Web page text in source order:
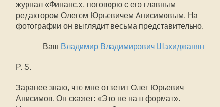
журнал «Финанс.», поговорю с его главным
редактором Олегом Юрьевичем Анисимовым. На
фотографии он выглядит весьма представительно.
Ваш Владимир Владимирович Шахиджанян
P. S.
Заранее знаю, что мне ответит Олег Юрьевич
Анисимов. Он скажет: «Это не наш формат».